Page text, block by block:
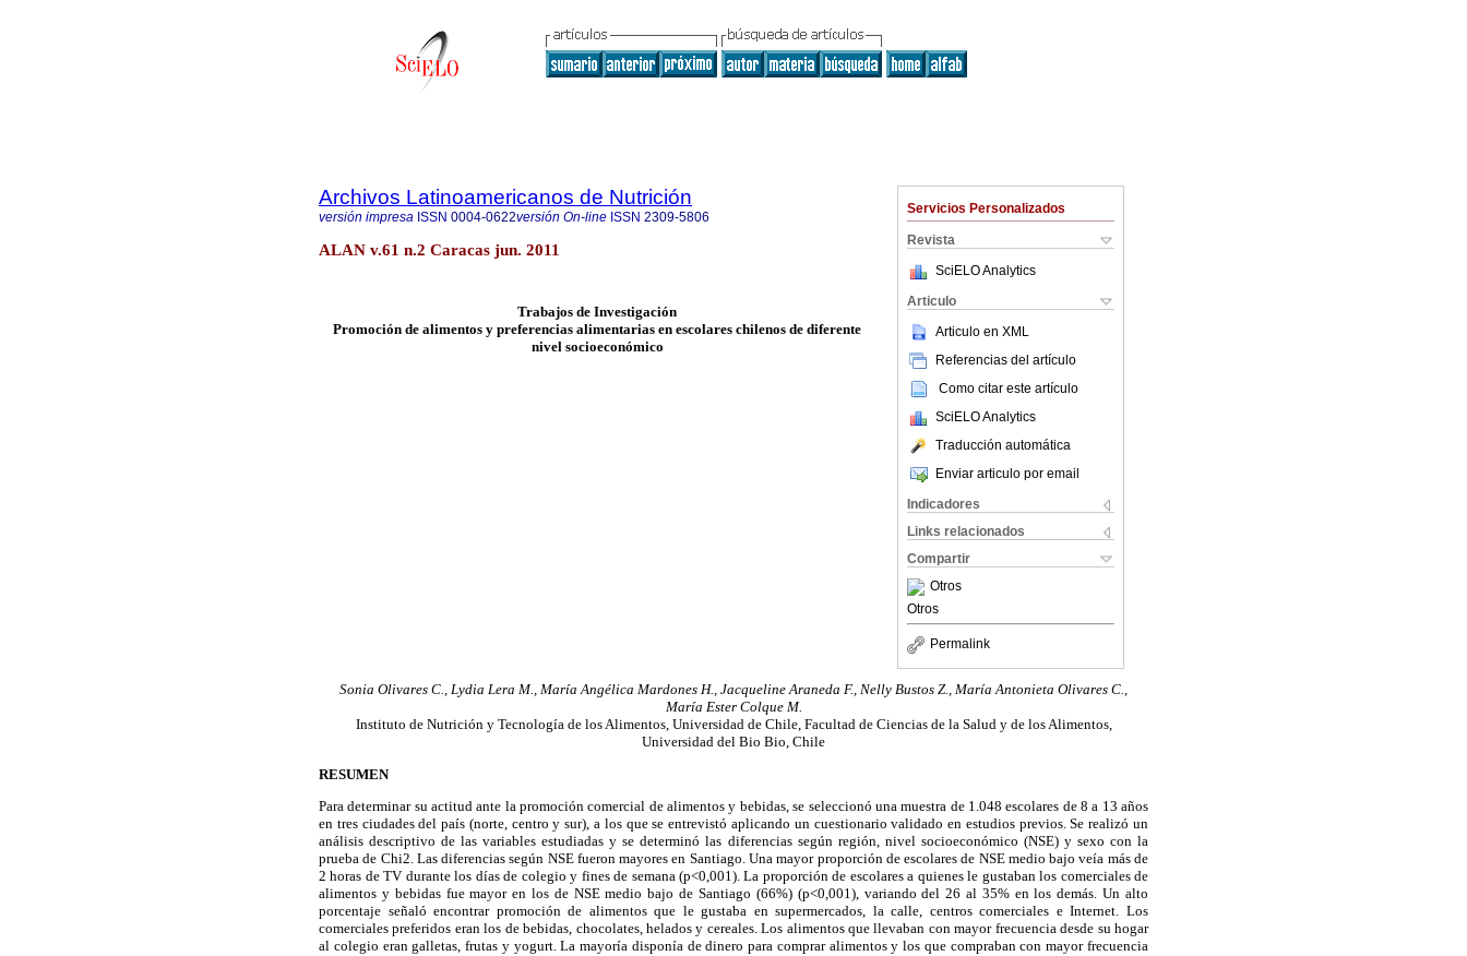
Servicios Personalizados
Revista
SciELO Analytics
Articulo
Articulo en XML
Referencias del artículo
Como citar este artículo
SciELO Analytics
Traducción automática
Enviar articulo por email
Indicadores
Links relacionados
Compartir
Otros
Otros
Permalink
Archivos Latinoamericanos de Nutrición
versión impresa ISSN 0004-0622versión On-line ISSN 2309-5806
ALAN v.61 n.2 Caracas jun. 2011
Trabajos de Investigación
Promoción de alimentos y preferencias alimentarias en escolares chilenos de diferente
nivel socioeconómico
Sonia Olivares C., Lydia Lera M., María Angélica Mardones H., Jacqueline Araneda F., Nelly Bustos Z., María Antonieta Olivares C.,
María Ester Colque M.
Instituto de Nutrición y Tecnología de los Alimentos, Universidad de Chile, Facultad de Ciencias de la Salud y de los Alimentos,
Universidad del Bio Bio, Chile
RESUMEN
Para determinar su actitud ante la promoción comercial de alimentos y bebidas, se seleccionó una muestra de 1.048 escolares de 8 a 13 años
en tres ciudades del país (norte, centro y sur), a los que se entrevistó aplicando un cuestionario validado en estudios previos. Se realizó un
análisis descriptivo de las variables estudiadas y se determinó las diferencias según región, nivel socioeconómico (NSE) y sexo con la
prueba de Chi2. Las diferencias según NSE fueron mayores en Santiago. Una mayor proporción de escolares de NSE medio bajo veía más de
2 horas de TV durante los días de colegio y fines de semana (p<0,001). La proporción de escolares a quienes le gustaban los comerciales de
alimentos y bebidas fue mayor en los de NSE medio bajo de Santiago (66%) (p<0,001), variando del 26 al 35% en los demás. Un alto
porcentaje señaló encontrar promoción de alimentos que le gustaba en supermercados, la calle, centros comerciales e Internet. Los
comerciales preferidos eran los de bebidas, chocolates, helados y cereales. Los alimentos que llevaban con mayor frecuencia desde su hogar
al colegio eran galletas, frutas y yogurt. La mayoría disponía de dinero para comprar alimentos y los que compraban con mayor frecuencia